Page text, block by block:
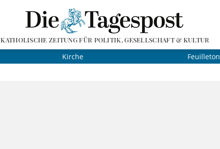
KATHOLISCHE ZEITUNG FÜR POLITIK, GESELLSCHAFT & KULTUR
Kirche Feuilleton